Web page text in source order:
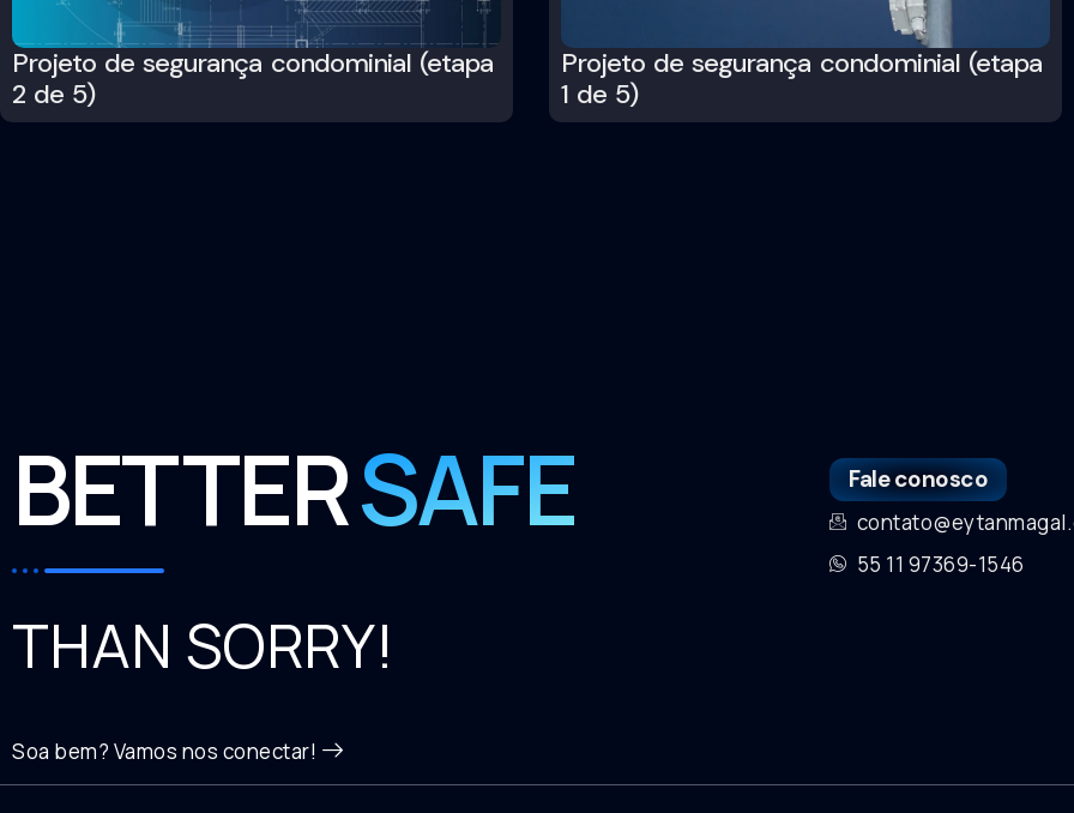
Projeto de segurança condominial (etapa
2 de 5)
Projeto de segurança condominial (etapa
1 de 5)
BETTERSAFE
THAN SORRY!
Soa bem? Vamos nos conectar!
Fale conosco
55 11 97369-1546